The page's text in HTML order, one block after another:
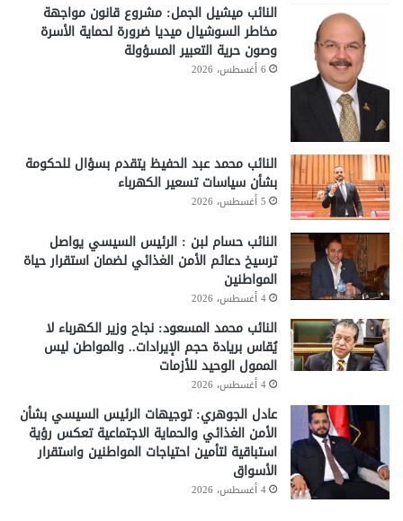
النائب ميشيل الجمل: مشروع قانون مواجهة
مخاطر السوشيال ميديا ضرورة لحماية الأسرة
وصون حرية التعبير المسؤولة
6 أغسطس، 2026
النائب محمد عبد الحفيظ يتقدم بسؤال للحكومة
بشأن سياسات تسعير الكهرباء
5 أغسطس، 2026
النائب حسام لبن : الرئيس السيسي يواصل
ترسيخ دعائم الأمن الغذائي لضمان استقرار حياة
المواطنين
4 أغسطس، 2026
النائب محمد المسعود: نجاح وزير الكهرباء لا
يُقاس بريادة حجم الإيرادات.. والمواطن ليس
الممول الوحيد للأزمات
4 أغسطس، 2026
عادل الجوهري: توجيهات الرئيس السيسي بشأن
الأمن الغذائي والحماية الاجتماعية تعكس رؤية
استباقية لتأمين احتياجات المواطنين واستقرار
الأسواق
4 أغسطس، 2026